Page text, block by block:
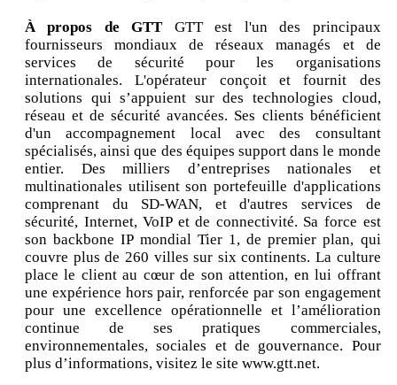
À propos de GTT GTT est l'un des principaux
fournisseurs mondiaux de réseaux managés et de
services de sécurité pour les organisations
internationales. L'opérateur conçoit et fournit des
solutions qui s’appuient sur des technologies cloud,
réseau et de sécurité avancées. Ses clients bénéficient
d'un accompagnement local avec des consultant
spécialisés, ainsi que des équipes support dans le monde
entier. Des milliers d’entreprises nationales et
multinationales utilisent son portefeuille d'applications
comprenant du SD-WAN, et d'autres services de
sécurité, Internet, VoIP et de connectivité. Sa force est
son backbone IP mondial Tier 1, de premier plan, qui
couvre plus de 260 villes sur six continents. La culture
place le client au cœur de son attention, en lui offrant
une expérience hors pair, renforcée par son engagement
pour une excellence opérationnelle et l’amélioration
continue de ses pratiques commerciales,
environnementales, sociales et de gouvernance. Pour
plus d’informations, visitez le site www.gtt.net.